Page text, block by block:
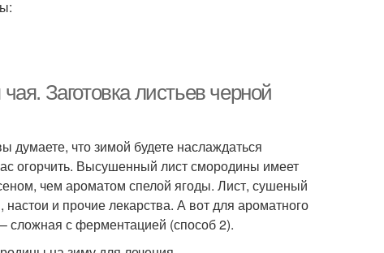
Заготовка листьев черной
что зимой будете наслаждаться
огорчить. Высушенный лист смородины имеет
чем ароматом спелой ягоды. Лист, сушеный
и прочие лекарства. А вот для ароматного
сложная с ферментацией (способ 2).